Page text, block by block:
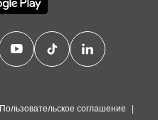
Пользовательское соглашение